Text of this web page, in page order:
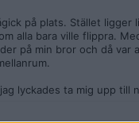
på plats. Stället
alla bara ville flippra.
på min bror och då var
lyckades ta mig upp till